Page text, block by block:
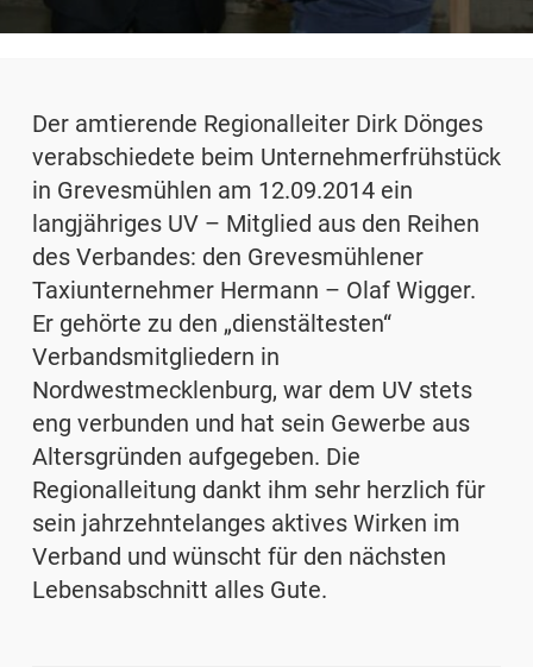
Der amtierende Regionalleiter Dirk Dönges
verabschiedete beim Unternehmerfrühstück
in Grevesmühlen am 12.09.2014 ein
langjähriges UV – Mitglied aus den Reihen
des Verbandes: den Grevesmühlener
Taxiunternehmer Hermann – Olaf Wigger.
Er gehörte zu den „dienstältesten“
Verbandsmitgliedern in
Nordwestmecklenburg, war dem UV stets
eng verbunden und hat sein Gewerbe aus
Altersgründen aufgegeben. Die
Regionalleitung dankt ihm sehr herzlich für
sein jahrzehntelanges aktives Wirken im
Verband und wünscht für den nächsten
Lebensabschnitt alles Gute.